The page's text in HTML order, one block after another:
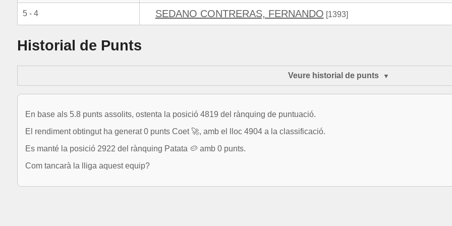
5 - 4 SEDANO CONTRERAS, FERNANDO [1393]
Historial de Punts
Veure historial de punts
En base als 5.8 punts assolits, ostenta la posició 4819 del rànquing de puntuació.
El rendiment obtingut ha generat 0 punts Coet 🚀, amb el lloc 4904 a la classificació.
Es manté la posició 2922 del rànquing Patata 🥔 amb 0 punts.
Com tancarà la lliga aquest equip?